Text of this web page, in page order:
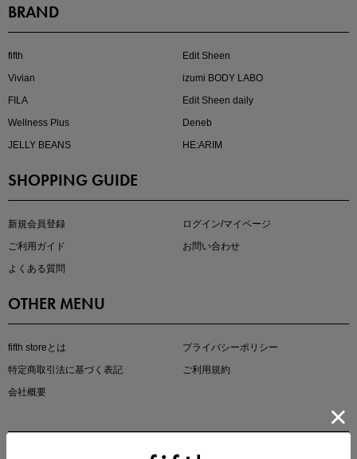
大人の着映えアイテム5選
マストバイアイテム
BRAND
fifth
Edit Sheen
Vivian
izumi BODY LABO
FILA
Edit Sheen daily
Wellness Plus
Deneb
JELLY BEANS
HE:ARIM
SHOPPING GUIDE
新規会員登録
ログイン/マイページ
ご利用ガイド
お問い合わせ
よくある質問
OTHER MENU
fifth storeとは
プライバシーポリシー
特定商取引法に基づく表記
ご利用規約
会社概要